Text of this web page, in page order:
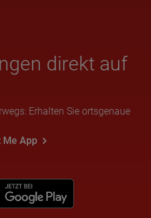
direkt auf
Erhalten Sie ortsgenaue
Me App